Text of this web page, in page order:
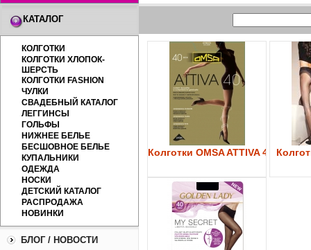
КАТАЛОГ
КОЛГОТКИ
КОЛГОТКИ ХЛОПОК-
ШЕРСТЬ
КОЛГОТКИ FASHION
ЧУЛКИ
СВАДЕБНЫЙ КАТАЛОГ
ЛЕГГИНСЫ
ГОЛЬФЫ
НИЖНЕЕ БЕЛЬЕ
БЕСШОВНОЕ БЕЛЬЕ
КУПАЛЬНИКИ
ОДЕЖДА
НОСКИ
ДЕТСКИЙ КАТАЛОГ
РАСПРОДАЖА
НОВИНКИ
БЛОГ / НОВОСТИ
Колготки OMSA ATTIVA 40